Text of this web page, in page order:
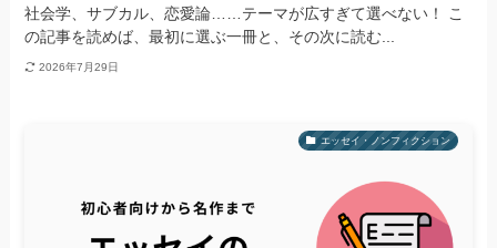
社会学、サブカル、恋愛論……テーマが広すぎて選べない！ こ
の記事を読めば、最初に選ぶ一冊と、その次に読む...
2026年7月29日
エッセイ・ノンフィクション